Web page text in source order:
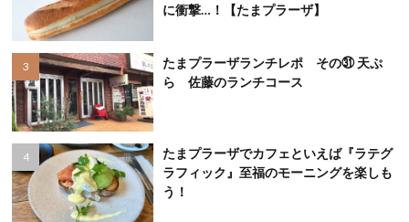
に衝撃…！【たまプラーザ】
たまプラーザランチレポ その㉛ 天ぷ
ら 佐藤のランチコース
たまプラーザでカフェといえば『ラテグ
ラフィック』至福のモーニングを楽しも
う！